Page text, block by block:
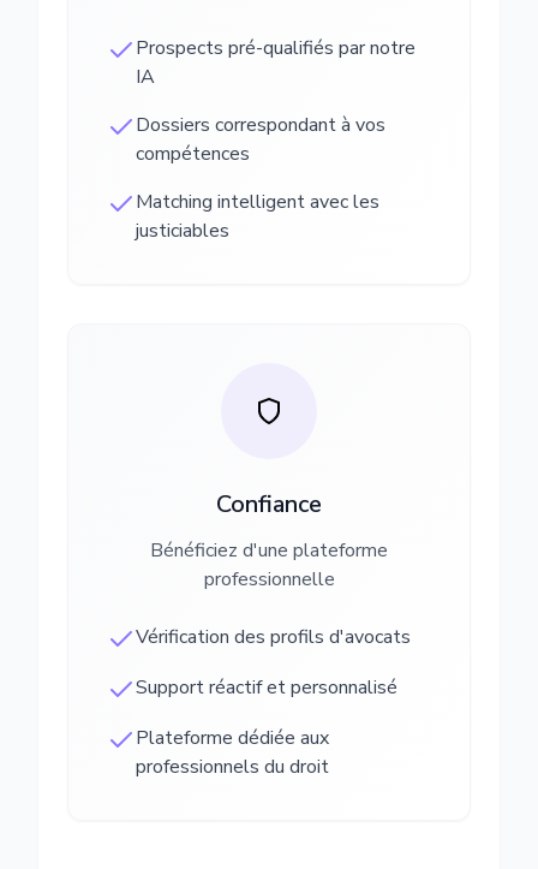
Prospects pré-qualifiés par notre
IA
Dossiers correspondant à vos
compétences
Matching intelligent avec les
justiciables
Confiance
Bénéficiez d'une plateforme
professionnelle
Vérification des profils d'avocats
Support réactif et personnalisé
Plateforme dédiée aux
professionnels du droit